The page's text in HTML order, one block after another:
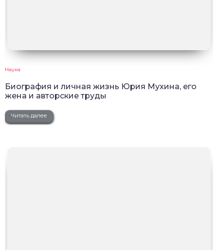
Наука
Биография и личная жизнь Юрия Мухина, его
жена и авторские труды
Читать далее